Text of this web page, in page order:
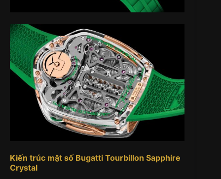
Kiến trúc mặt số Bugatti Tourbillon Sapphire
Crystal